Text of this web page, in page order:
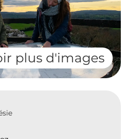
plus d'images